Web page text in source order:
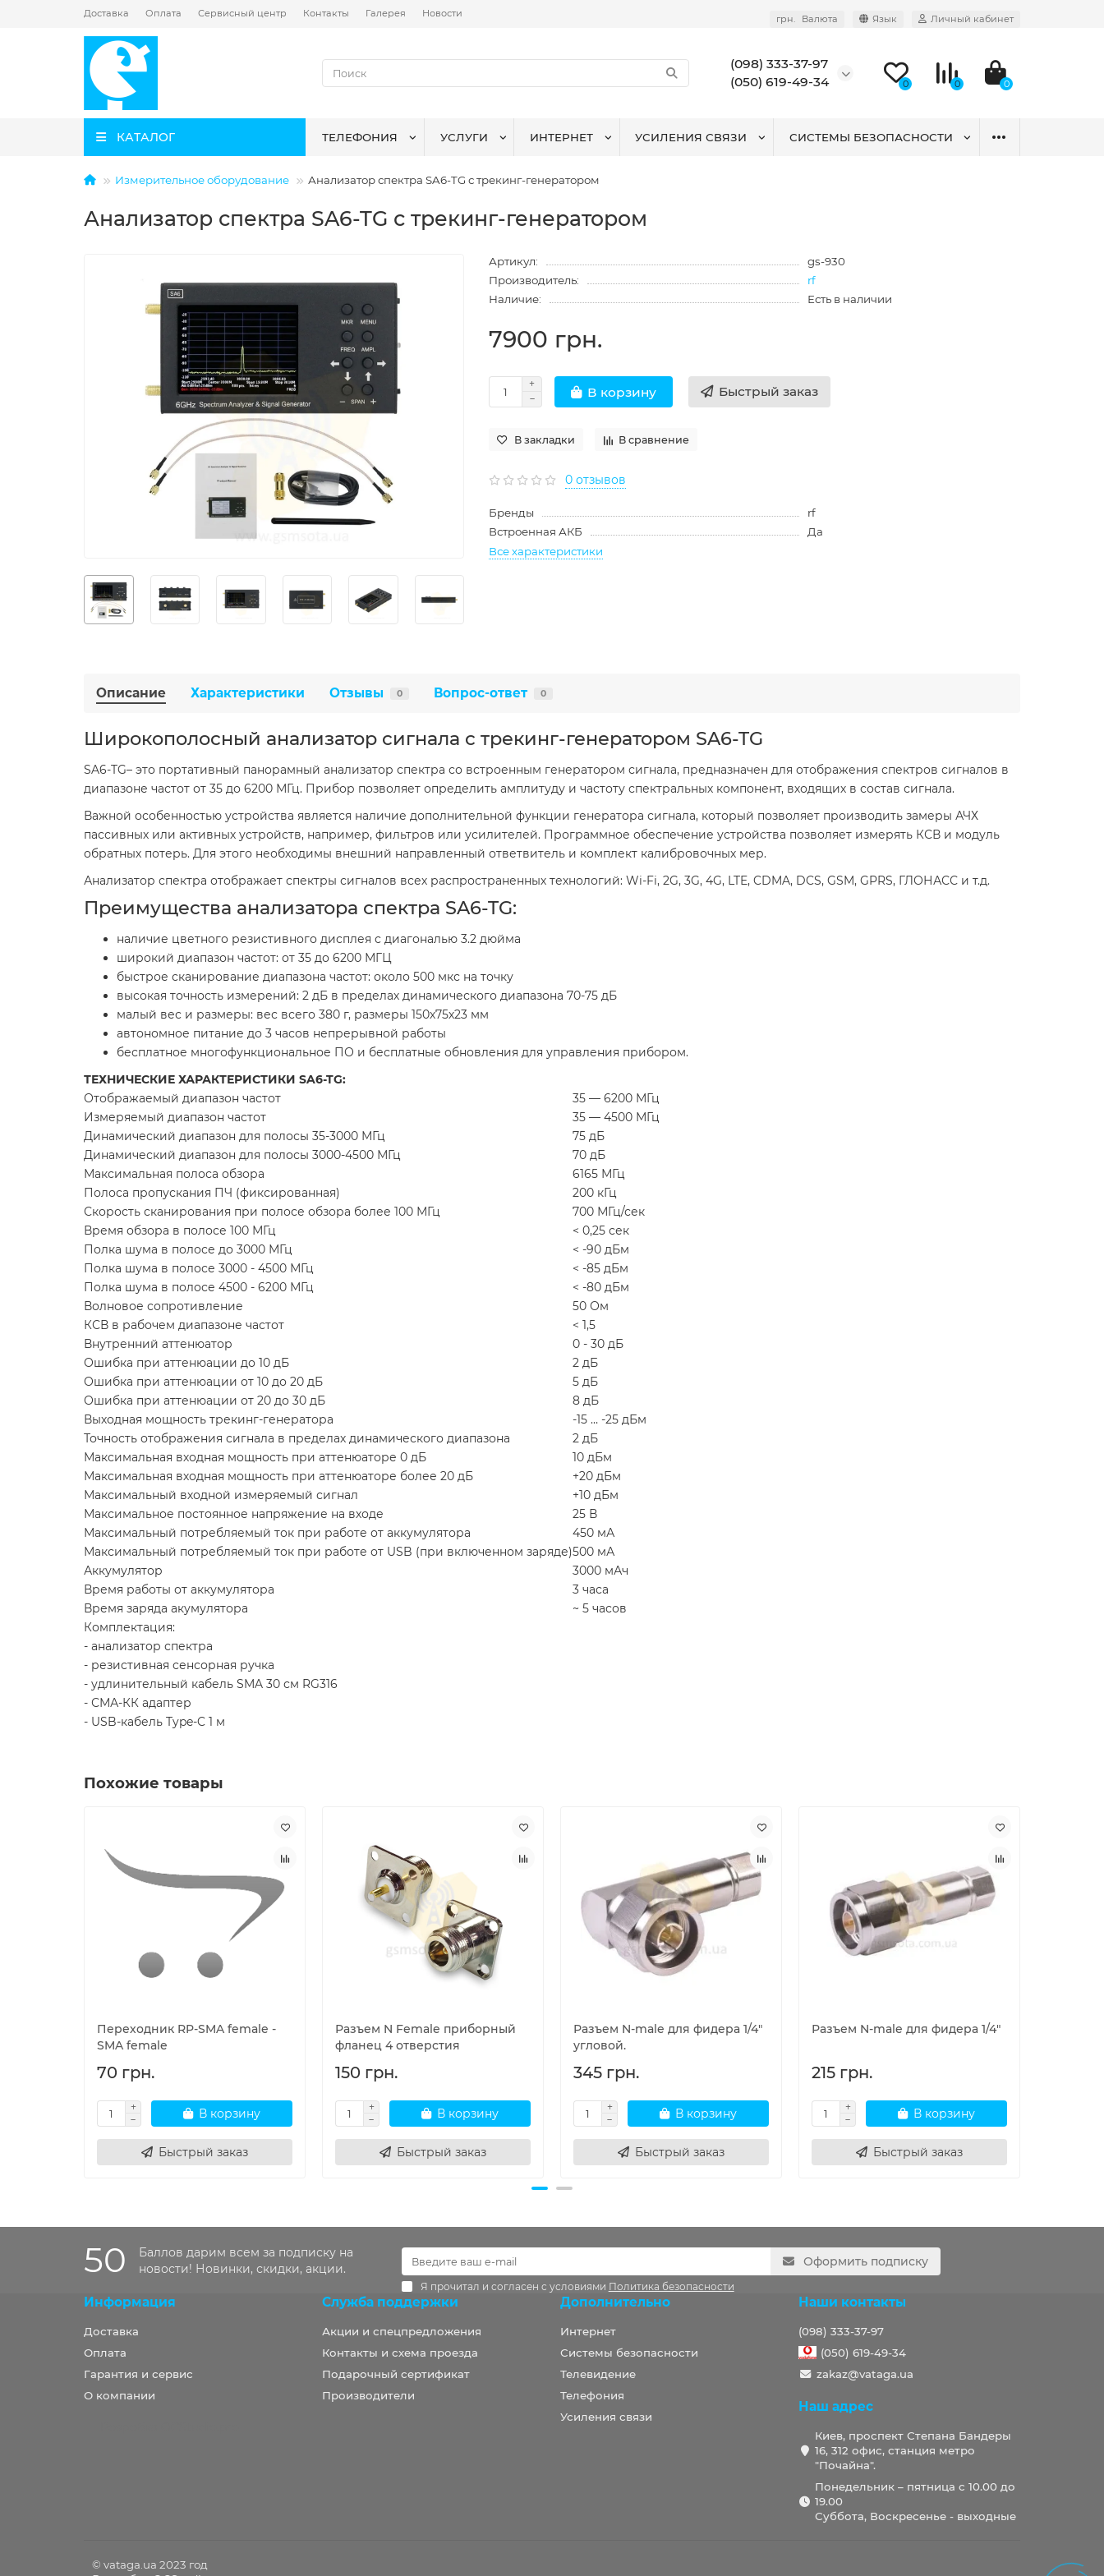
Доставка Оплата Сервисный центр Контакты Галерея Новости грн. Валюта Язык Личный кабинет
(098) 333-37-97
(050) 619-49-34
0 0 0
КАТАЛОГ ТЕЛЕФОНИЯ УСЛУГИ ИНТЕРНЕТ УСИЛЕНИЯ СВЯЗИ СИСТЕМЫ БЕЗОПАСНОСТИ
Измерительное оборудование Анализатор спектра SA6-TG с трекинг-генератором
Анализатор спектра SA6-TG с трекинг-генератором
Артикул:
gs-930
Производитель:
rf
Наличие:
Есть в наличии
7900 грн.
В корзину Быстрый заказ
В закладки В сравнение
0 отзывов
Бренды
rf
Встроенная АКБ
Да
Все характеристики
Описание Характеристики Отзывы 0 Вопрос-ответ 0
Широкополосный анализатор сигнала с трекинг-генератором SA6-TG
SA6-TG– это портативный панорамный анализатор спектра со встроенным генератором сигнала, предназначен для отображения спектров сигналов в
диапазоне частот от 35 до 6200 МГц. Прибор позволяет определить амплитуду и частоту спектральных компонент, входящих в состав сигнала.
Важной особенностью устройства является наличие дополнительной функции генератора сигнала, который позволяет производить замеры АЧХ
пассивных или активных устройств, например, фильтров или усилителей. Программное обеспечение устройства позволяет измерять КСВ и модуль
обратных потерь. Для этого необходимы внешний направленный ответвитель и комплект калибровочных мер.
Анализатор спектра отображает спектры сигналов всех распространенных технологий: Wi-Fi, 2G, 3G, 4G, LTE, CDMA, DCS, GSM, GPRS, ГЛОНАСС и т.д.
Преимущества анализатора спектра SA6-TG:
наличие цветного резистивного дисплея с диагональю 3.2 дюйма
широкий диапазон частот: от 35 до 6200 МГЦ
быстрое сканирование диапазона частот: около 500 мкс на точку
высокая точность измерений: 2 дБ в пределах динамического диапазона 70-75 дБ
малый вес и размеры: вес всего 380 г, размеры 150х75х23 мм
автономное питание до 3 часов непрерывной работы
бесплатное многофункциональное ПО и бесплатные обновления для управления прибором.
ТЕХНИЧЕСКИЕ ХАРАКТЕРИСТИКИ SA6-TG:
Отображаемый диапазон частот
35 — 6200 МГц
Измеряемый диапазон частот
35 — 4500 МГц
Динамический диапазон для полосы 35-3000 МГц
75 дБ
Динамический диапазон для полосы 3000-4500 МГц
70 дБ
Максимальная полоса обзора
6165 МГц
Полоса пропускания ПЧ (фиксированная)
200 кГц
Скорость сканирования при полосе обзора более 100 МГц
700 МГц/сек
Время обзора в полосе 100 МГц
< 0,25 сек
Полка шума в полосе до 3000 МГц
< -90 дБм
Полка шума в полосе 3000 - 4500 МГц
< -85 дБм
Полка шума в полосе 4500 - 6200 МГц
< -80 дБм
Волновое сопротивление
50 Ом
КСВ в рабочем диапазоне частот
< 1,5
Внутренний аттенюатор
0 - 30 дБ
Ошибка при аттенюации до 10 дБ
2 дБ
Ошибка при аттенюации от 10 до 20 дБ
5 дБ
Ошибка при аттенюации от 20 до 30 дБ
8 дБ
Выходная мощность трекинг-генератора
-15 … -25 дБм
Точность отображения сигнала в пределах динамического диапазона
2 дБ
Максимальная входная мощность при аттенюаторе 0 дБ
10 дБм
Максимальная входная мощность при аттенюаторе более 20 дБ
+20 дБм
Максимальный входной измеряемый сигнал
+10 дБм
Максимальное постоянное напряжение на входе
25 В
Максимальный потребляемый ток при работе от аккумулятора
450 мА
Максимальный потребляемый ток при работе от USB (при включенном заряде)500 мА
Аккумулятор
3000 мАч
Время работы от аккумулятора
3 часа
Время заряда акумулятора
~ 5 часов
Комплектация:
- анализатор спектра
- резистивная сенсорная ручка
- удлинительный кабель SMA 30 см RG316
- СМА-КК адаптер
- USB-кабель Type-C 1 м
Похожие товары
Переходник RP-SMA female -
SMA female
70 грн.
В корзину
Быстрый заказ
Разъем N Female приборный
фланец 4 отверстия
150 грн.
В корзину
Быстрый заказ
Разъем N-male для фидера 1/4"
угловой.
345 грн.
В корзину
Быстрый заказ
Разъем N-male для фидера 1/4"
215 грн.
В корзину
Быстрый заказ
50
Баллов дарим всем за подписку на
новости! Новинки, скидки, акции.
Оформить подписку
Я прочитал и согласен с условиями Политика безопасности
Информация
Доставка
Оплата
Гарантия и сервис
О компании
Служба поддержки
Акции и спецпредложения
Контакты и схема проезда
Подарочный сертификат
Производители
Дополнительно
Интернет
Системы безопасности
Телевидение
Телефония
Усиления связи
Наши контакты
(098) 333-37-97
(050) 619-49-34
zakaz@vataga.ua
Наш адрес
Киев, проспект Степана Бандеры
16, 312 офис, станция метро
"Почайна".
Понедельник – пятница с 10.00 до
19.00
Суббота, Воскресенье - выходные
© vataga.ua 2023 год